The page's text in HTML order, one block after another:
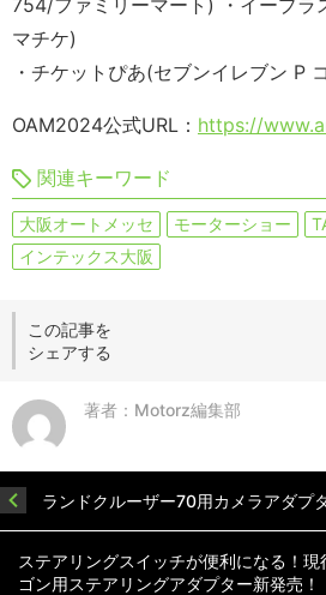
マチケ)
・チケットぴあ(セブンイレブン P
OAM2024公式URL： https://
関連キーワード
大阪オートメッセ モーターショー
インテックス大阪
この記事を
シェアする
著者：Motorz編集部
ランドクルーザー70用カメラアダプ
ステアリングスイッチが便利になる！
ゴン用ステアリングアダプター新発売！